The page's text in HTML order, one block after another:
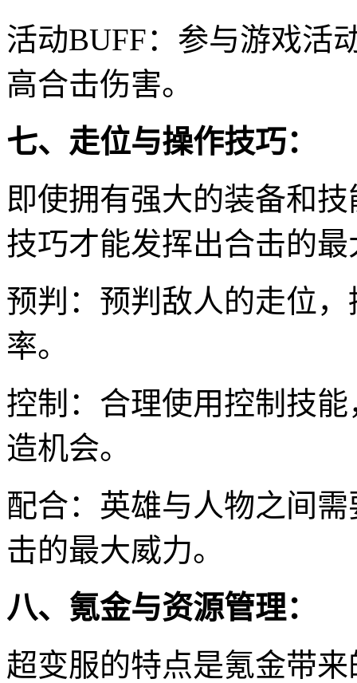
活动BUFF：参与游戏活
高合击伤害。
七、走位与操作技巧：
即使拥有强大的装备和
技巧才能发挥出合击的
预判：预判敌人的走位
率。
控制：合理使用控制技
造机会。
配合：英雄与人物之间
击的最大威力。
八、氪金与资源管理：
超变服的特点是氪金带